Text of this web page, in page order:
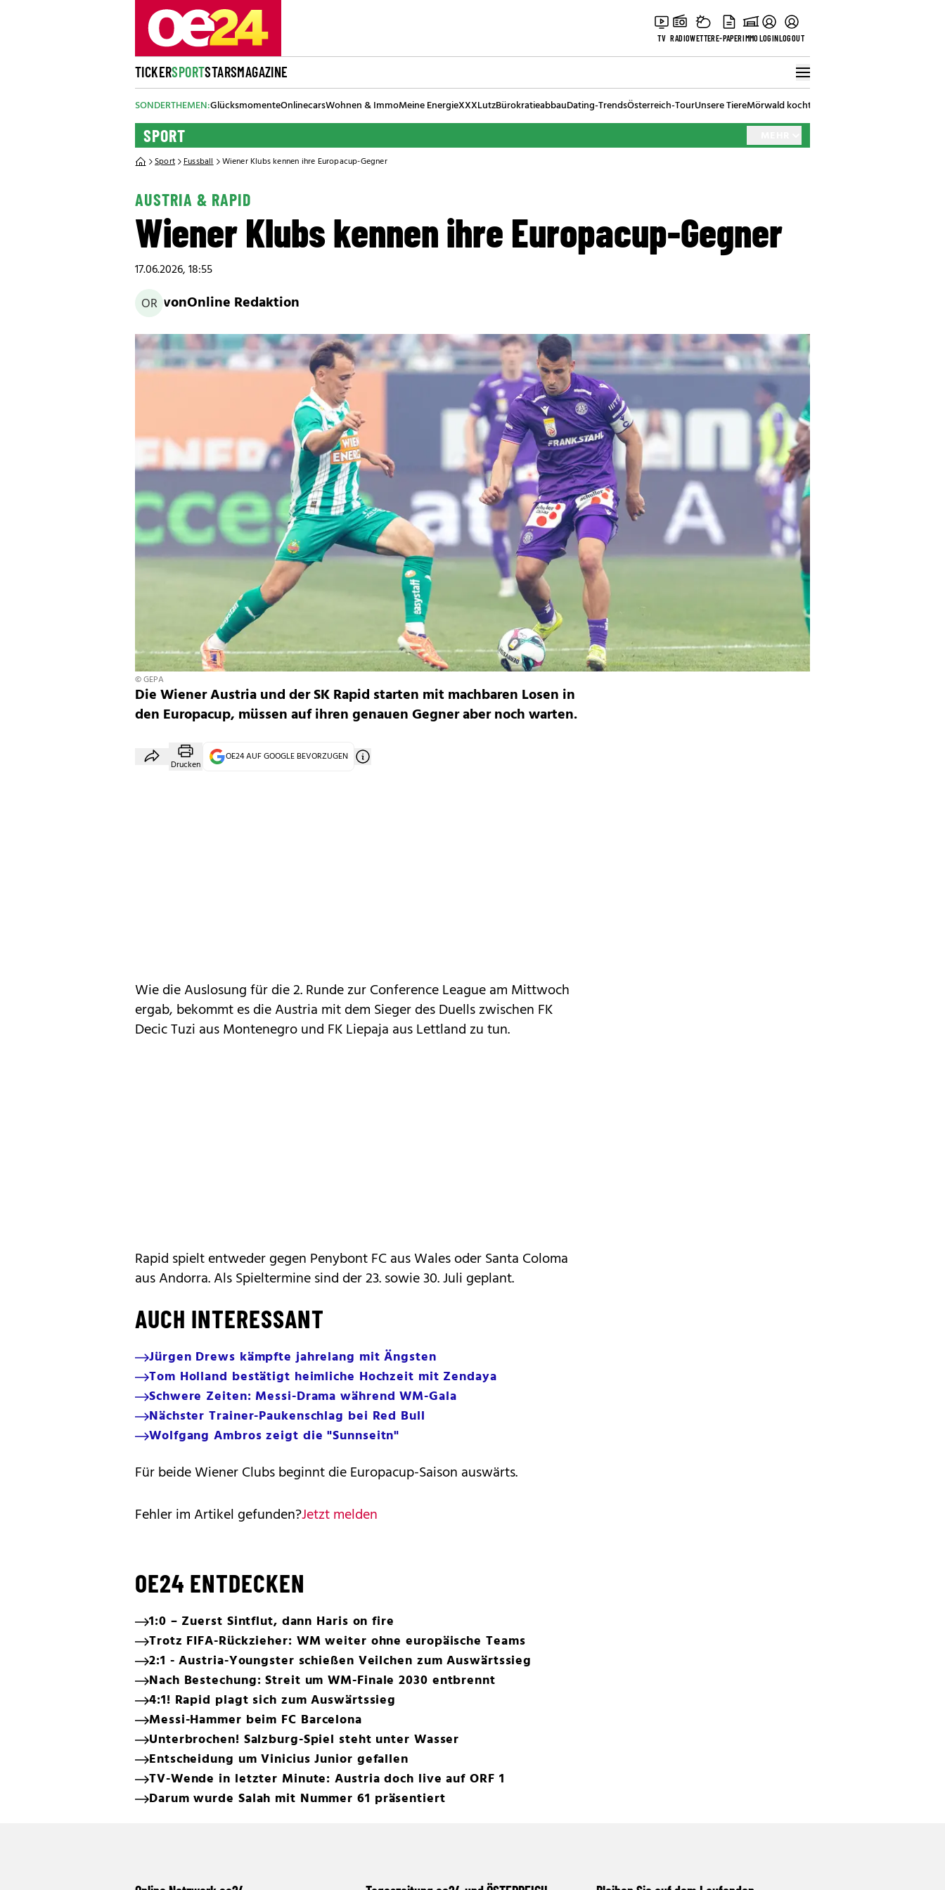
TV RADIOWETTERE-PAPERIMMOLOGINLOGOUT
TICKERSPORTSTARSMAGAZINE
SONDERTHEMEN:GlücksmomenteOnlinecarsWohnen & ImmoMeine EnergieXXXLutzBürokratieabbauDating-TrendsÖsterreich-TourUnsere TiereMörwald kocht
SPORT
Sport Fussball Wiener Klubs kennen ihre Europacup-Gegner
AUSTRIA & RAPID
Wiener Klubs kennen ihre Europacup-Gegner
17.06.2026, 18:55
OR vonOnline Redaktion
© GEPA
Die Wiener Austria und der SK Rapid starten mit machbaren Losen in
den Europacup, müssen auf ihren genauen Gegner aber noch warten.
Drucken
OE24 AUF GOOGLE BEVORZUGEN
Wie die Auslosung für die 2. Runde zur Conference League am Mittwoch
ergab, bekommt es die Austria mit dem Sieger des Duells zwischen FK
Decic Tuzi aus Montenegro und FK Liepaja aus Lettland zu tun.
Rapid spielt entweder gegen Penybont FC aus Wales oder Santa Coloma
aus Andorra. Als Spieltermine sind der 23. sowie 30. Juli geplant.
AUCH INTERESSANT
Jürgen Drews kämpfte jahrelang mit Ängsten
Tom Holland bestätigt heimliche Hochzeit mit Zendaya
Schwere Zeiten: Messi-Drama während WM-Gala
Nächster Trainer-Paukenschlag bei Red Bull
Wolfgang Ambros zeigt die "Sunnseitn"
Für beide Wiener Clubs beginnt die Europacup-Saison auswärts.
Fehler im Artikel gefunden?Jetzt melden
OE24 ENTDECKEN
1:0 – Zuerst Sintflut, dann Haris on fire
Trotz FIFA-Rückzieher: WM weiter ohne europäische Teams
2:1 - Austria-Youngster schießen Veilchen zum Auswärtssieg
Nach Bestechung: Streit um WM-Finale 2030 entbrennt
4:1! Rapid plagt sich zum Auswärtssieg
Messi-Hammer beim FC Barcelona
Unterbrochen! Salzburg-Spiel steht unter Wasser
Entscheidung um Vinicius Junior gefallen
TV-Wende in letzter Minute: Austria doch live auf ORF 1
Darum wurde Salah mit Nummer 61 präsentiert